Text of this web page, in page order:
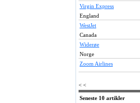
Virgin Express
England
WestJet
Canada
Widerøe
Norge
Zoom Airlines
< <
Seneste 10 artikler